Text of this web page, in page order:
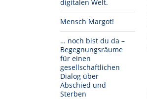
digitalen Welt.
Mensch Margot!
… noch bist du da –
Begegnungsräume
für einen
gesellschaftlichen
Dialog über
Abschied und
Sterben